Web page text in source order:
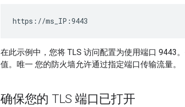
https://ms_IP:9443
在此示例中，您将 TLS 访问配置为使用端口 9443
值。唯一 您的防火墙允许通过指定端口传输流量。
确保您的 TLS 端口已打开